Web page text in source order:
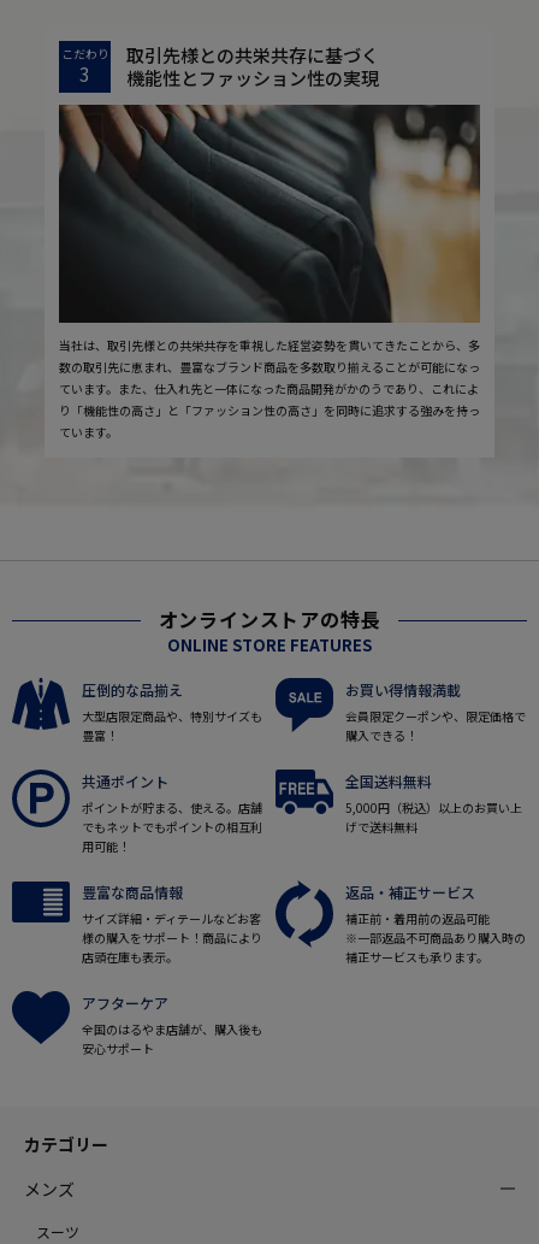
こだわり
3
取引先様との共栄共存に基づく
機能性とファッション性の実現
当社は、取引先様との共栄共存を重視した経営姿勢を貫いてきたことから、多
数の取引先に恵まれ、豊富なブランド商品を多数取り揃えることが可能になっ
ています。また、仕入れ先と一体になった商品開発がかのうであり、これによ
り「機能性の高さ」と「ファッション性の高さ」を同時に追求する強みを持っ
ています。
オンラインストアの特長
ONLINE STORE FEATURES
圧倒的な品揃え
大型店限定商品や、特別サイズも
豊富！
お買い得情報満載
会員限定クーポンや、限定価格で
購入できる！
共通ポイント
ポイントが貯まる、使える。店舗
でもネットでもポイントの相互利
用可能！
全国送料無料
5,000円（税込）以上のお買い上
げで送料無料
豊富な商品情報
サイズ詳細・ディテールなどお客
様の購入をサポート！商品により
店頭在庫も表示。
返品・補正サービス
補正前・着用前の返品可能
※一部返品不可商品あり購入時の
補正サービスも承ります。
アフターケア
全国のはるやま店舗が、購入後も
安心サポート
カテゴリー
メンズ
スーツ